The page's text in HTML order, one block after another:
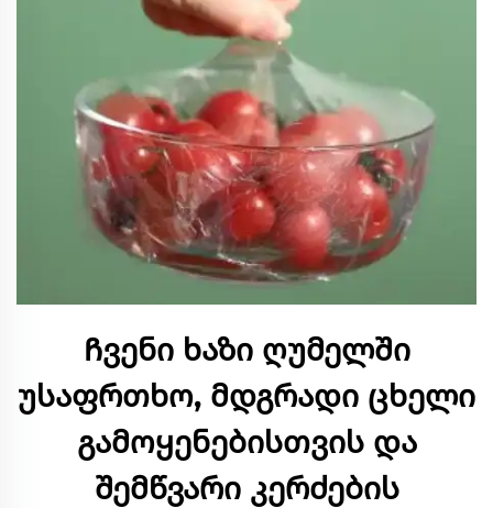
Ჩვენი ხაზი ღუმელში
უსაფრთხო, მდგრადი ცხელი
გამოყენებისთვის და
შემწვარი კერძების